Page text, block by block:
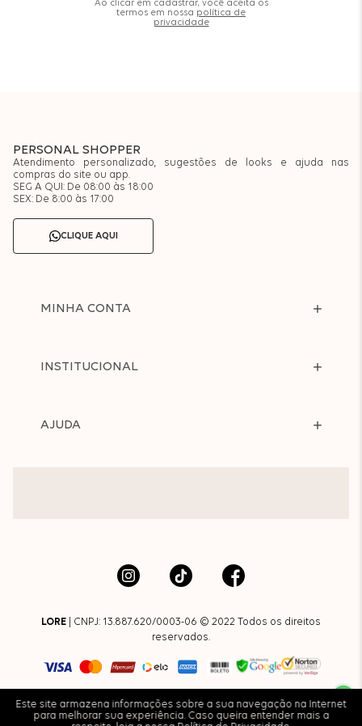
Este site armazena informações sobre a sua navegação na Internet
para melhorar sua experiência. Caso queira entender mais a
Ao clicar em cadastrar, você aceita os
termos em nossa política de
privacidade
PERSONAL SHOPPER
Atendimento personalizado, sugestões de looks e ajuda nas
compras do site ou app.
SEG A QUI: De 08:00 às 18:00
SEX: De 8:00 às 17:00
CLIQUE AQUI
MINHA CONTA
INSTITUCIONAL
AJUDA
LORE | CNPJ: 13.887.620/0003-06 © 2022 Todos os direitos
reservados.